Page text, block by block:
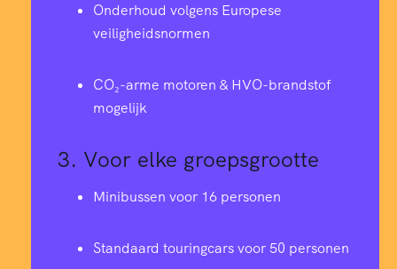
Onderhoud volgens Europese
veiligheidsnormen
CO₂-arme motoren & HVO-brandstof
mogelijk
3. Voor elke groepsgrootte
Minibussen voor 16 personen
Standaard touringcars voor 50 personen